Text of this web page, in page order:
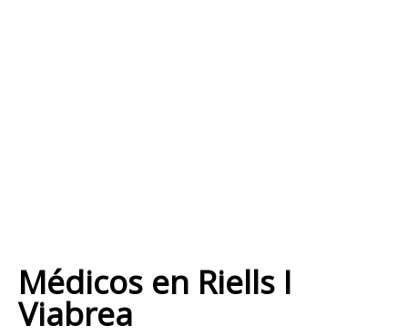
Médicos en Riells I
Viabrea